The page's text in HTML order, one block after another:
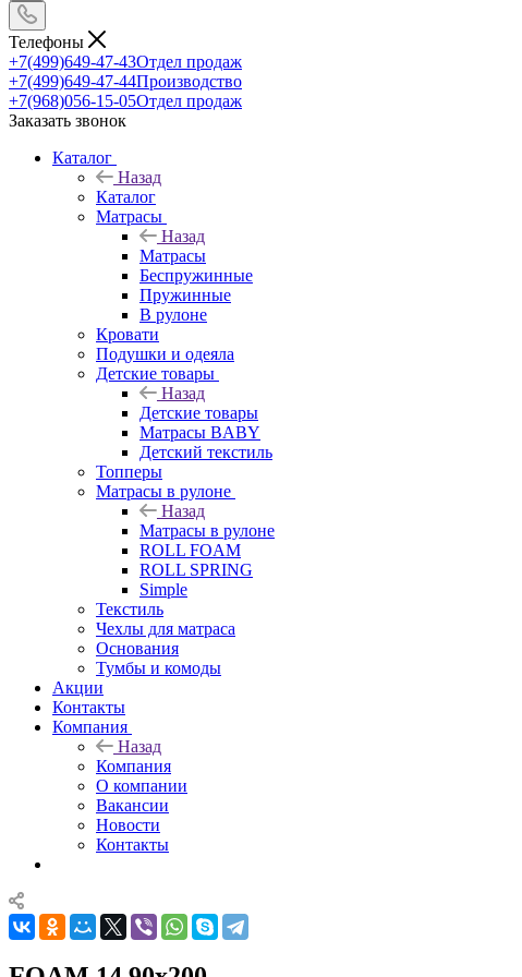
Телефоны
+7(499)649-47-43Отдел продаж
+7(499)649-47-44Производство
+7(968)056-15-05Отдел продаж
Заказать звонок
Каталог
Назад
Каталог
Матрасы
Назад
Матрасы
Беспружинные
Пружинные
В рулоне
Кровати
Подушки и одеяла
Детские товары
Назад
Детские товары
Матрасы BABY
Детский текстиль
Топперы
Матрасы в рулоне
Назад
Матрасы в рулоне
ROLL FOAM
ROLL SPRING
Simple
Текстиль
Чехлы для матраса
Основания
Тумбы и комоды
Акции
Контакты
Компания
Назад
Компания
О компании
Вакансии
Новости
Контакты